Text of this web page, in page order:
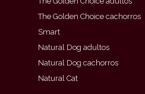
The Golden Choice cachorros
Smart
Natural Dog adultos
Natural Dog cachorros
Natural Cat